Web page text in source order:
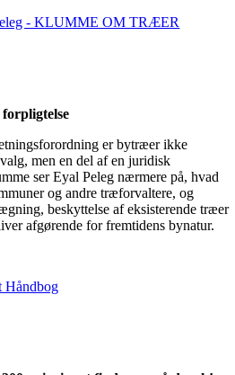
er bytræer ikke
men en del af en juridisk
ser Eyal Peleg nærmere på, hvad
og andre træforvaltere, og
beskyttelse af eksisterende træer
afgørende for fremtidens bynatur.